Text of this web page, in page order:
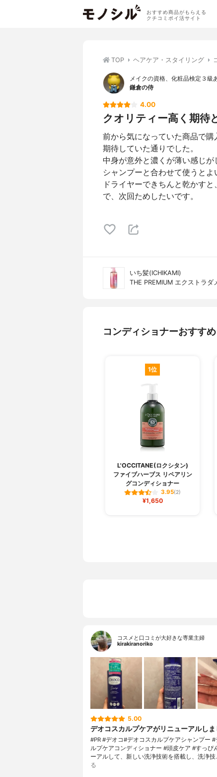
おすすめ商品がもらえる
クチコミポイ活サイト
TOP ヘアケア・スタイリング
メイクの資格、化粧品検定３級
鎌倉の侍
4.00
クオリティー高く期待
前から気になっていた商品で購
期待していた通りでした。
中身が意外と濃くが薄い感じが
シャンプーと合わせて使うとよ
ドライヤーできちんと乾かす
で、次回ためしたいです。
いち髪(ICHIKAMI)
THE PREMIUM エクストラダ
コンディショナーおすす
1位
L'OCCITANE(ロクシタン)
ファイブハーブス リペアリン
グコンディショナー
3.95(2)
¥1,650
コスメと口コミが大好きな専業主婦
kirakiranoriko
5.00
デオコスカルプケアがリニューアルしま
#PR #デオコ#デオコスカルプケアシャンプー #
ルプケアコンディショナー #頭皮ケア #すっぴ
ーアルして、新しい洗浄技術を搭載し、洗浄
る